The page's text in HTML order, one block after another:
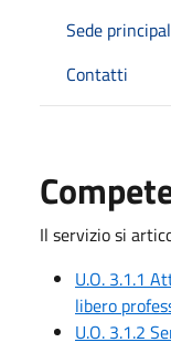
Sede
Contatti
Il servizio si
U.O. 3.1.1
libero
U.O. 3.1.2